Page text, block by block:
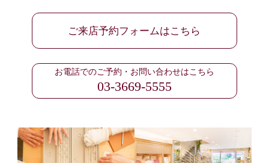
ご来店予約フォームはこちら
お電話でのご予約・お問い合わせはこちら
03-3669-5555